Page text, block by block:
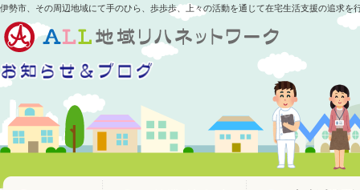
伊勢市、その周辺地域にて手のひら、歩歩歩、上々の活動を通じて在宅生活支援の追求を